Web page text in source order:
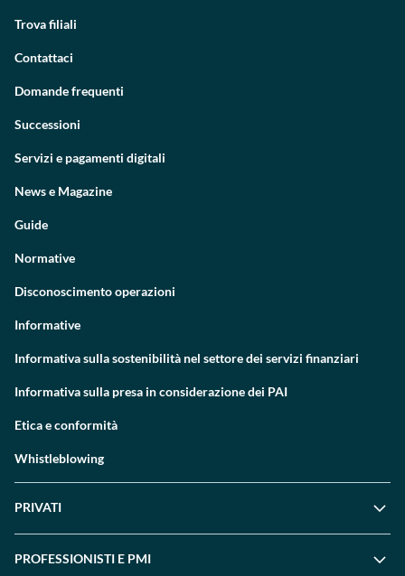
Trova filiali
Contattaci
Domande frequenti
Successioni
Servizi e pagamenti digitali
News e Magazine
Guide
Normative
Disconoscimento operazioni
Informative
Informativa sulla sostenibilità nel settore dei servizi finanziari
Informativa sulla presa in considerazione dei PAI
Etica e conformità
Whistleblowing
PRIVATI
PROFESSIONISTI E PMI